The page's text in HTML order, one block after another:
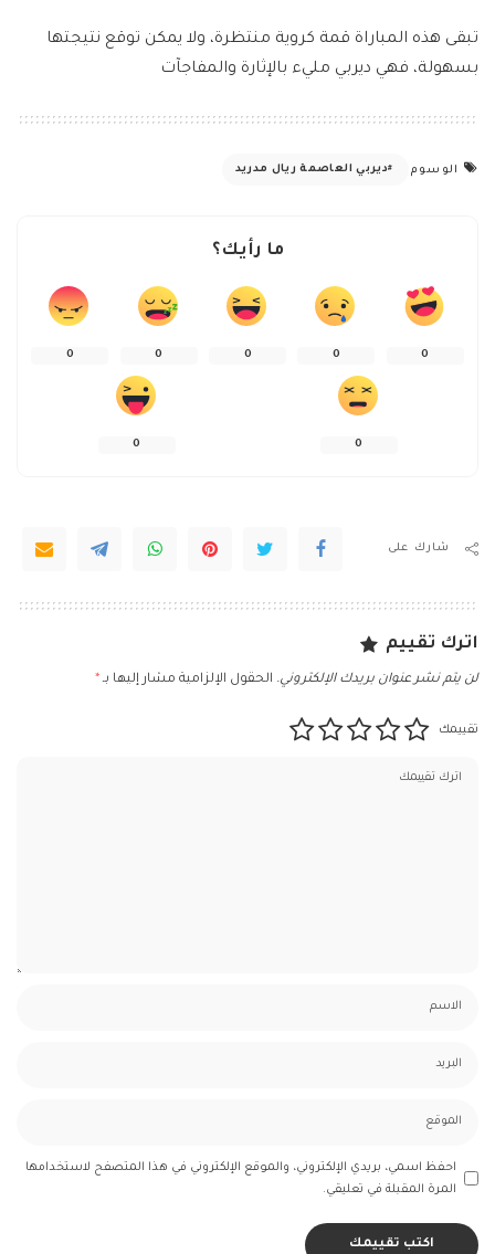
تبقى هذه المباراة قمة كروية منتظرة، ولا يمكن توقع نتيجتها
بسهولة، فهي ديربي مليء بالإثارة والمفاجآت
الوسوم ديربي العاصمة ريال مدريد
ما رأيك؟
0
0
0
0
0
0
0
شارك على
اترك تقييم
لن يتم نشر عنوان بريدك الإلكتروني. الحقول الإلزامية مشار إليها بـ *
تقييمك
احفظ اسمي، بريدي الإلكتروني، والموقع الإلكتروني في هذا المتصفح لاستخدامها
المرة المقبلة في تعليقي.